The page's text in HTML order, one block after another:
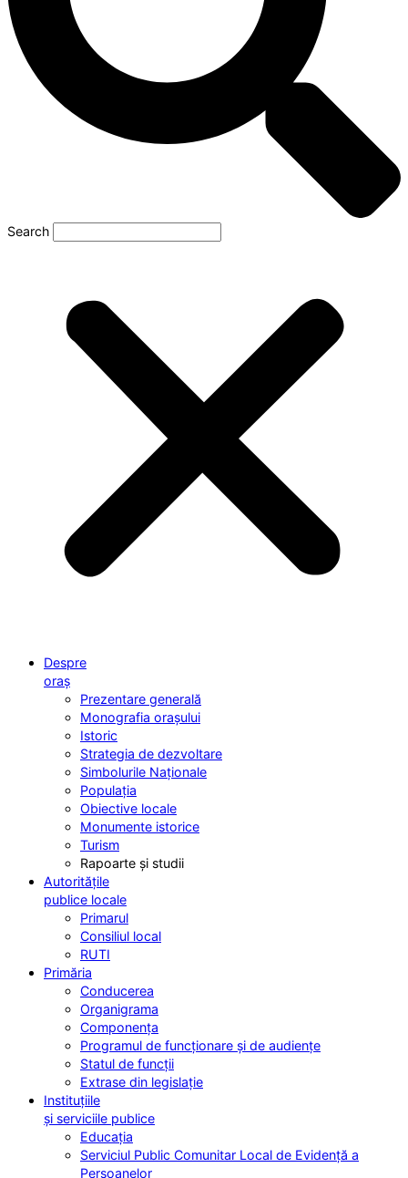
Search
Despre
oraș
Prezentare generală
Monografia orașului
Istoric
Strategia de dezvoltare
Simbolurile Naționale
Populația
Obiective locale
Monumente istorice
Turism
Rapoarte și studii
Autoritățile
publice locale
Primarul
Consiliul local
RUTI
Primăria
Conducerea
Organigrama
Componența
Programul de funcționare și de audiențe
Statul de funcții
Extrase din legislație
Instituțiile
și serviciile publice
Educația
Serviciul Public Comunitar Local de Evidență a
Persoanelor